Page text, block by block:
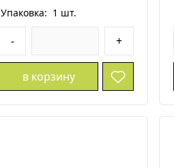
Упаковка: 1 шт.
- +
в корзину